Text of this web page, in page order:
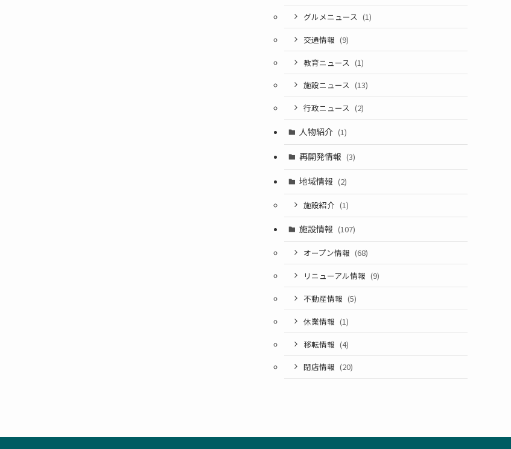
グルメニュース (1)
交通情報 (9)
教育ニュース (1)
施設ニュース (13)
行政ニュース (2)
人物紹介 (1)
再開発情報 (3)
地域情報 (2)
施設紹介 (1)
施設情報 (107)
オープン情報 (68)
リニューアル情報 (9)
不動産情報 (5)
休業情報 (1)
移転情報 (4)
閉店情報 (20)